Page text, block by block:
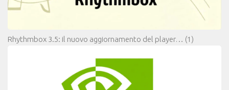
Rhythmbox 3.5: il nuovo aggiornamento del player… (1)